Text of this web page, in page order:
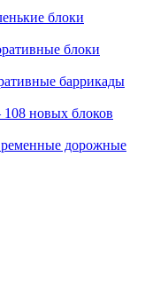
блоки
блоки
баррикады
новых блоков
дорожные